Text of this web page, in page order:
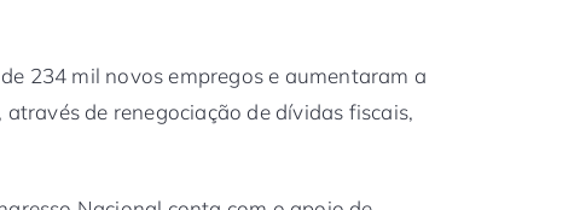
234 mil novos empregos e aumentaram a
de renegociação de dívidas fiscais,